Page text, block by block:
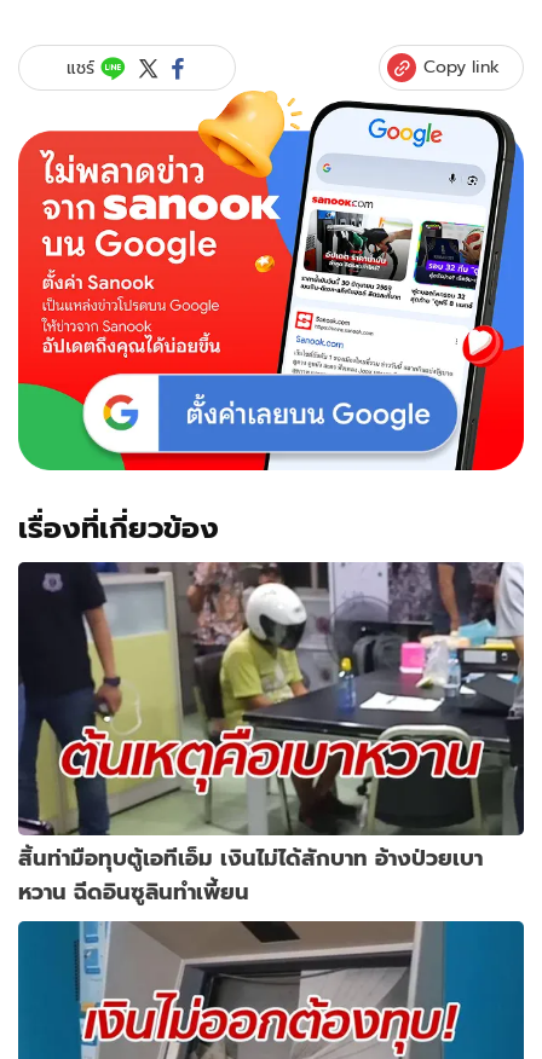
ใช้
มือ
ตู้
ATM
คลั่ง
เงิน
ออก
บอก
ไป
ก็
ให้
เหล้า
กับ
ขนม
แชร์ Copy link
เรื่องที่เกี่ยวข้อง
สิ้นท่ามือทุบตู้เอทีเอ็ม เงินไม่ได้สักบาท อ้างป่วยเบา
หวาน ฉีดอินซูลินทำเพี้ยน